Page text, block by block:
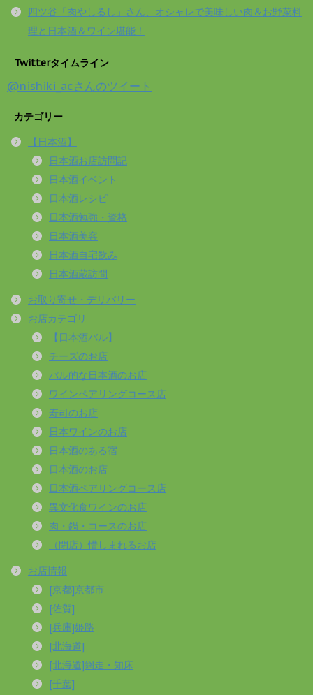
四ツ谷「肉やしるし」さん、オシャレで美味しい肉＆お野菜料
理と日本酒＆ワイン堪能！
Twitterタイムライン
@nishiki_acさんのツイート
カテゴリー
【日本酒】
日本酒お店訪問記
日本酒イベント
日本酒レシピ
日本酒勉強・資格
日本酒美容
日本酒自宅飲み
日本酒蔵訪問
お取り寄せ・デリバリー
お店カテゴリ
【日本酒バル】
チーズのお店
バル的な日本酒のお店
ワインペアリングコース店
寿司のお店
日本ワインのお店
日本酒のある宿
日本酒のお店
日本酒ペアリングコース店
異文化食ワインのお店
肉・鍋・コースのお店
（閉店）惜しまれるお店
お店情報
[京都]京都市
[佐賀]
[兵庫]姫路
[北海道]
[北海道]網走・知床
[千葉]